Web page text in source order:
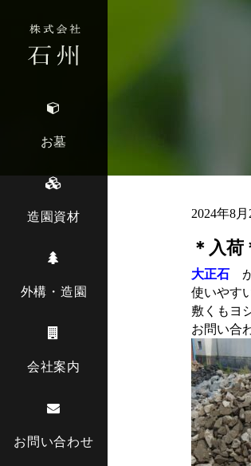
お墓
造園資材
外構・造園
会社案内
お問い合わせ
2024年8月
＊入
大正石が
使いやす
敷くもヨ
お問い合